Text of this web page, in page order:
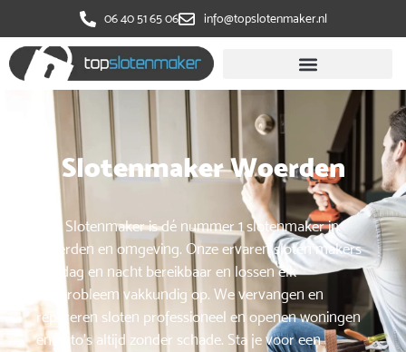
‭06 40 51 65 06 info@topslotenmaker.nl
Slotenmaker Woerden
Top Slotenmaker is dé nummer 1 slotenmaker in
Woerden en omgeving. Onze ervaren sloten makers
zijn dag en nacht bereikbaar en lossen elk
slotprobleem vakkundig op. We vervangen en
repareren sloten professioneel en openen woningen
en auto’s altijd zonder schade. Sta je voor een